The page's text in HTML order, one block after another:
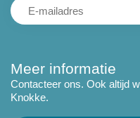
Meer informatie
Contacteer ons. Ook altijd
Knokke.